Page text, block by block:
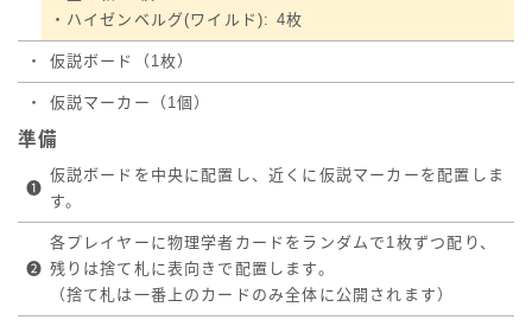
・ハイゼンベルグ(ワイルド): 4枚
・ 仮説ボード（1枚）
・ 仮説マーカー（1個）
準備
❶
仮説ボードを中央に配置し、近くに仮説マーカーを配置しま
す。
❷
各プレイヤーに物理学者カードをランダムで1枚ずつ配り、
残りは捨て札に表向きで配置します。
（捨て札は一番上のカードのみ全体に公開されます）